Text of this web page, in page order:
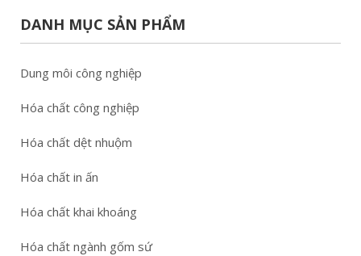
DANH MỤC SẢN PHẨM
Dung môi công nghiệp
Hóa chất công nghiệp
Hóa chất dệt nhuộm
Hóa chất in ấn
Hóa chất khai khoáng
Hóa chất ngành gốm sứ